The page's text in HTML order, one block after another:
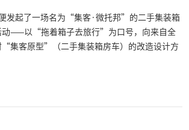
发起了一场名为“集客·微托邦”的二手集装箱
动——以“拖着箱子去旅行”为口号，向来自全
“集客原型”（二手集装箱房车）的改造设计方